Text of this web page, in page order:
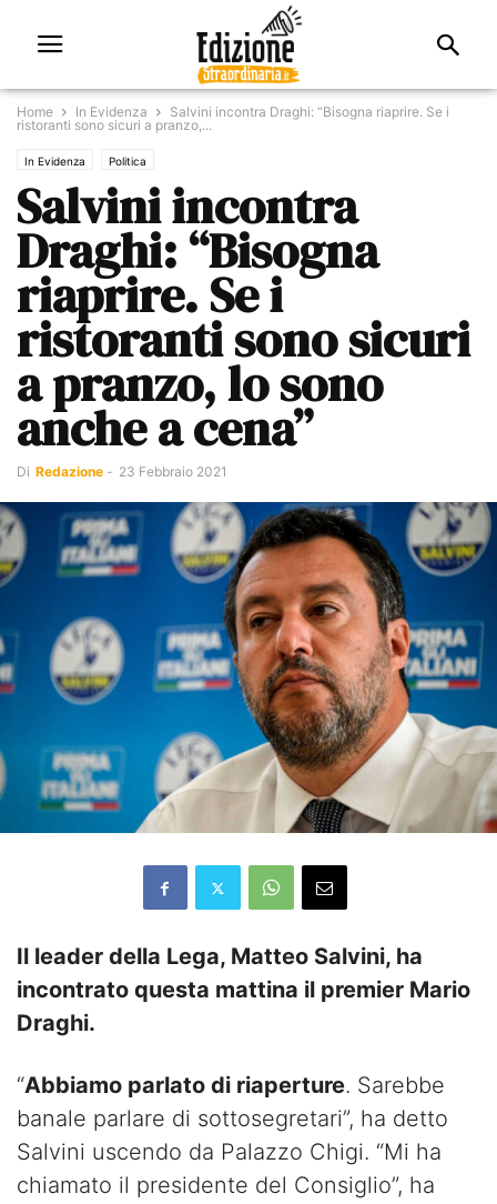
Home In Evidenza
Salvini incontra Draghi: “Bisogna riaprire. Se i
ristoranti sono sicuri a pranzo,...
In Evidenza Politica
Salvini incontra
Draghi: “Bisogna
riaprire. Se i
ristoranti sono sicuri
a pranzo, lo sono
anche a cena”
Di Redazione - 23 Febbraio 2021
Il leader della Lega, Matteo Salvini, ha
incontrato questa mattina il premier Mario
Draghi.
“Abbiamo parlato di riaperture. Sarebbe
banale parlare di sottosegretari”, ha detto
Salvini uscendo da Palazzo Chigi. “Mi ha
chiamato il presidente del Consiglio”, ha